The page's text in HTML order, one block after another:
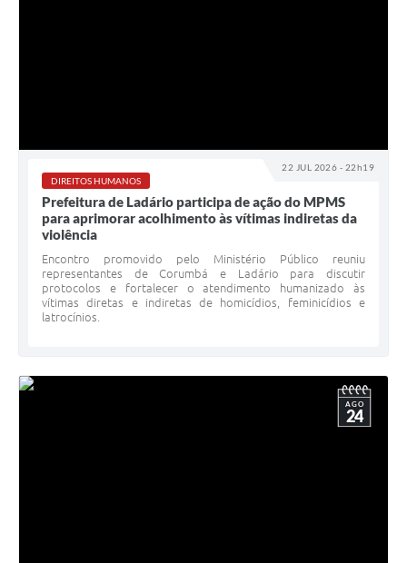
Serviços Online
Telefones Úteis
22 JUL 2026 - 22h19
DIREITOS HUMANOS
Prefeitura de Ladário participa de ação do MPMS
para aprimorar acolhimento às vítimas indiretas da
violência
Encontro promovido pelo Ministério Público reuniu
representantes de Corumbá e Ladário para discutir
protocolos e fortalecer o atendimento humanizado às
vítimas diretas e indiretas de homicídios, feminicídios e
latrocínios.
AGO
24